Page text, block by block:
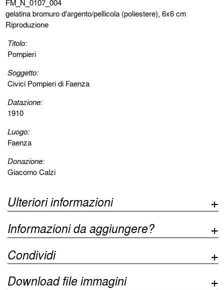
FM_N_0107_004
gelatina bromuro d'argento/pellicola (poliestere), 6x6 cm
Riproduzione
Titolo:
Pompieri
Soggetto:
Civici Pompieri di Faenza
Datazione:
1910
Luogo:
Faenza
Donazione:
Giacomo Calzi
Ulteriori informazioni
Informazioni da aggiungere?
Condividi
Download file immagini